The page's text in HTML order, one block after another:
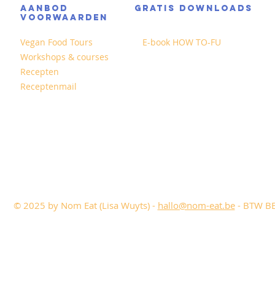
AANBOD
GRATIS DOWNLOADS
VOORWAARDEN
Vegan Food Tours
Workshops & courses
Recepten
Receptenmail
E-book HOW TO-FU
© 2025 by Nom Eat (Lisa Wuyts) - hallo@nom-eat.be- BTW